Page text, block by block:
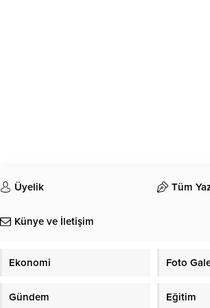
Üyelik Tüm
Künye ve İletişim
Ekonomi Foto
Gündem Eğitim